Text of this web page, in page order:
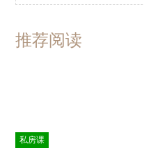
推荐阅读
私房课